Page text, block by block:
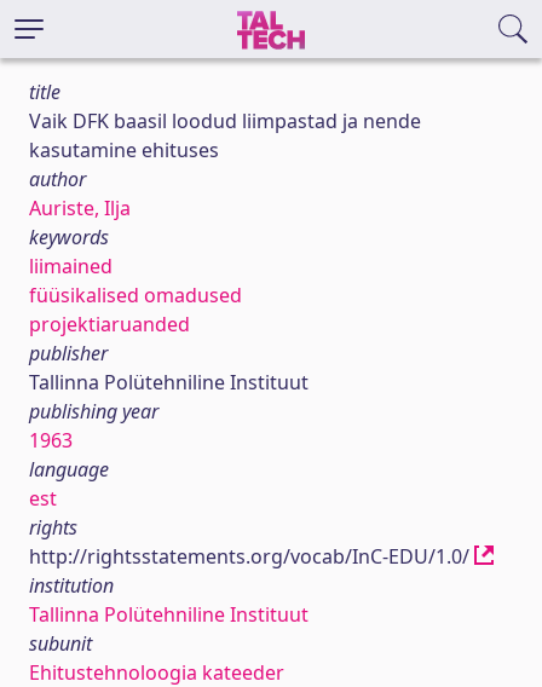
title
Vaik DFK baasil loodud liimpastad ja nende
kasutamine ehituses
author
Auriste, Ilja
keywords
liimained
füüsikalised omadused
projektiaruanded
publisher
Tallinna Polütehniline Instituut
publishing year
1963
language
est
rights
http://rightsstatements.org/vocab/InC-EDU/1.0/
institution
Tallinna Polütehniline Instituut
subunit
Ehitustehnoloogia kateeder